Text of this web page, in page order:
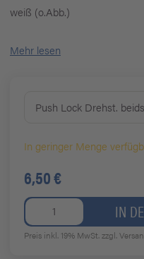
weiß (o.Abb.)
Mehr lesen
Push Lock Drehst.
In geringer Menge
6,50 €
IN
Preis inkl. 19% MwSt.zzgl.